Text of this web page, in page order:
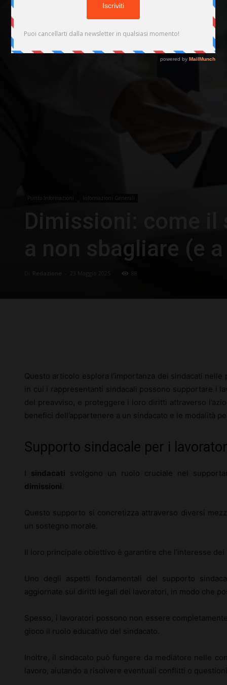
Punto Informazioni Informazioni Generali
a non sbagliare (e
88
Questo articolo esplora l’importanza dei sindacati
in cui i rappresentanti sindacali possono supportare i
del preavviso, e proteggere i loro diritti attraverso
benefici dell’appartenere a un sindacato e le modalità
Supporto sindacale per i
sindacati svolgono un ruolo cruciale nel
dimissioni
Questo supporto si concretizza attraverso diversi
un sostegno morale.
Il loro principale obiettivo è garantire che l’interesse
Uno degli aspetti fondamentali del supporto
aggiornate sui diritti legali dei lavoratori, in modo che
Spesso, i lavoratori possono non essere
gioco il ruolo educativo del sindacato.
Inoltre, il sindacato può fungere da mediatore nelle
lavoro, aiutando a risolvere eventuali conflitti o